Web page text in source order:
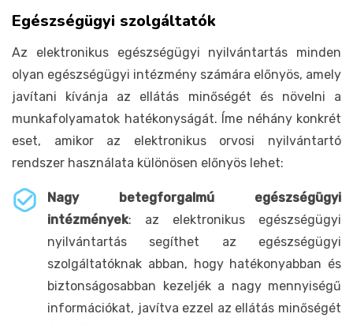
Egészségügyi szolgáltatók
Az elektronikus egészségügyi nyilvántartás minden
olyan egészségügyi intézmény számára előnyös, amely
javítani kívánja az ellátás minőségét és növelni a
munkafolyamatok hatékonyságát. Íme néhány konkrét
eset, amikor az elektronikus orvosi nyilvántartó
rendszer használata különösen előnyös lehet:
Nagy betegforgalmú egészségügyi
intézmények: az elektronikus egészségügyi
nyilvántartás segíthet az egészségügyi
szolgáltatóknak abban, hogy hatékonyabban és
biztonságosabban kezeljék a nagy mennyiségű
információkat, javítva ezzel az ellátás minőségét